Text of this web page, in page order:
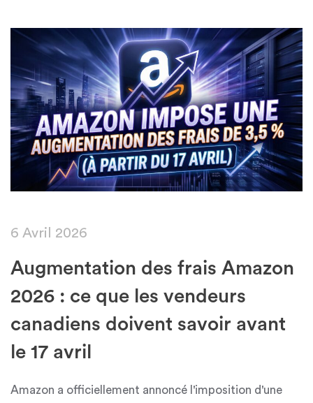
6 Avril 2026
Augmentation des frais Amazon
2026 : ce que les vendeurs
canadiens doivent savoir avant
le 17 avril
Amazon a officiellement annoncé l'imposition d'une